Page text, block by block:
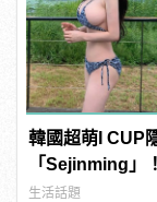
韓國超萌I CUP
「Sejinming」
了吧！ |
生活話題